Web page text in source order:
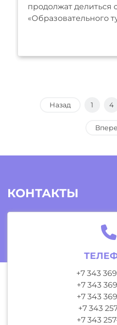
продолжат делиться
«Образовательного
Назад 1 4
КОНТАКТЫ
+7 343
+7 343
+7 343
+7 343
+7 343